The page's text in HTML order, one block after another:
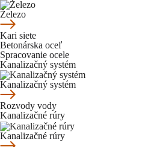
Železo
Kari siete
Betonárska oceľ
Spracovanie ocele
Kanalizačný systém
Kanalizačný systém
Rozvody vody
Kanalizačné rúry
Kanalizačné rúry